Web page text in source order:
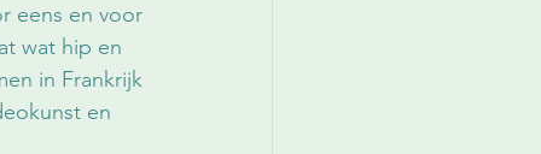
eens en voor
wat hip en
in Frankrijk
en